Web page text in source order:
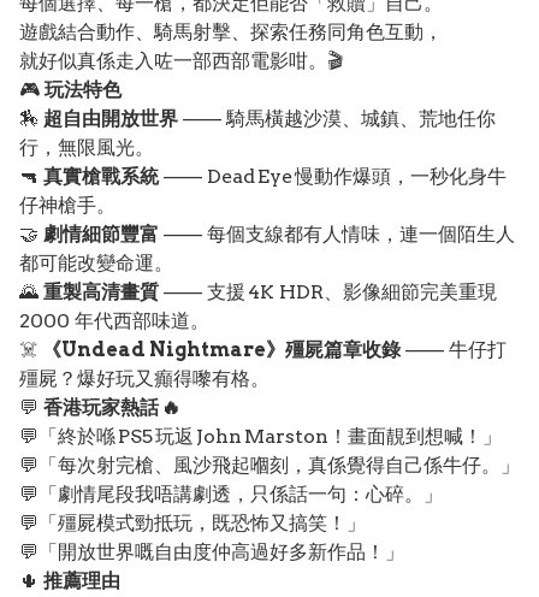
遊戲結合動作、騎馬射擊、探索任務同角色互動，
就好似真係走入咗一部西部電影咁。🎬
🎮 玩法特色
🏇 超自由開放世界 —— 騎馬橫越沙漠、城鎮、荒地任你
行，無限風光。
🔫 真實槍戰系統—— Dead Eye 慢動作爆頭，一秒化身牛
仔神槍手。
🤝 劇情細節豐富 —— 每個支線都有人情味，連一個陌生人
都可能改變命運。
🌄 重製高清畫質 —— 支援 4K HDR、影像細節完美重現
2000 年代西部味道。
☠️
《Undead Nightmare》殭屍篇章收錄—— 牛仔打
殭屍？爆好玩又癲得嚟有格。
💬 香港玩家熱話 🔥
💬「終於喺 PS5 玩返 John Marston！畫面靚到想喊！」
💬「每次射完槍、風沙飛起嗰刻，真係覺得自己係牛仔。」
💬「劇情尾段我唔講劇透，只係話一句：心碎。」
💬「殭屍模式勁抵玩，既恐怖又搞笑！」
💬「開放世界嘅自由度仲高過好多新作品！」
🌵 推薦理由